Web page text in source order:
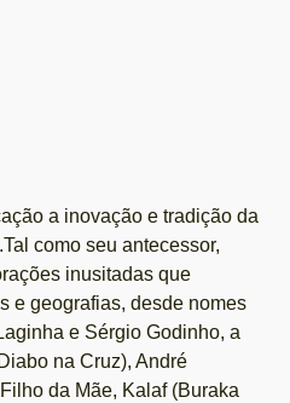
a inovação e tradição da
como seu antecessor,
inusitadas que
e geografias, desde nomes
e Sérgio Godinho, a
na Cruz), André
da Mãe, Kalaf (Buraka